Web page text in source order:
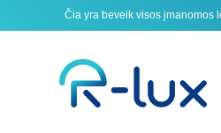
Čia yra beveik visos įmanomos